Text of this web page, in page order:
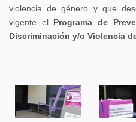
violencia de género y que
vigente el
Programa de
Discriminación y/o Violencia